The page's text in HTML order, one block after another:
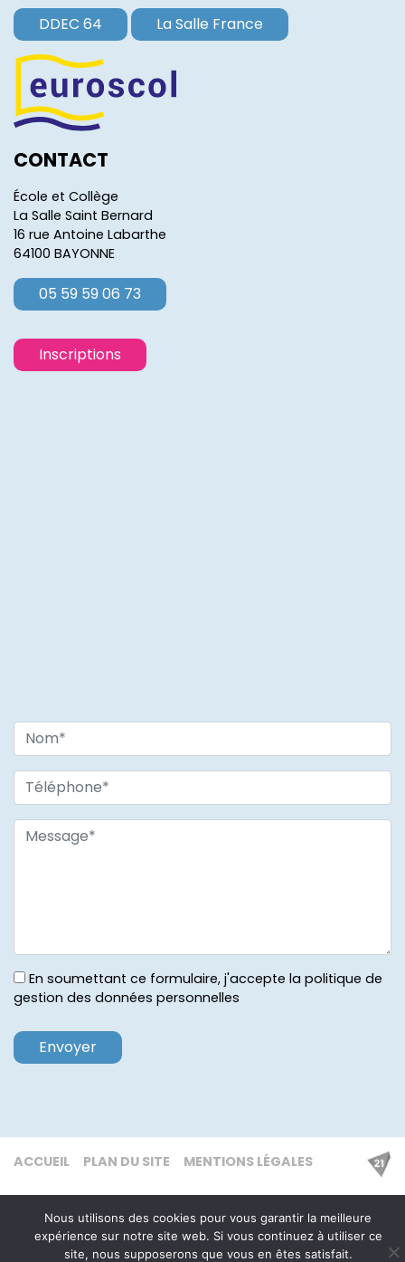
DDEC 64 La Salle France
CONTACT
École et Collège
La Salle Saint Bernard
16 rue Antoine Labarthe
64100 BAYONNE
05 59 59 06 73
Inscriptions
En soumettant ce formulaire, j'accepte la politique de
gestion des données personnelles
ACCUEIL PLAN DU SITE MENTIONS LÉGALES
Nous utilisons des cookies pour vous garantir la meilleure
expérience sur notre site web. Si vous continuez à utiliser ce
site, nous supposerons que vous en êtes satisfait.